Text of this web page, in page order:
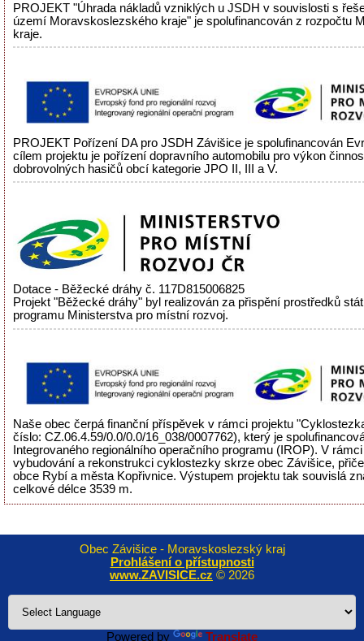
PROJEKT "Úhrada nákladů vzniklých u JSDH v souvislosti s
území Moravskoslezského kraje" je spolufinancován z rozpočtu
kraje.
PROJEKT Pořízení DA pro JSDH Závišice je spolufinancován
cílem projektu je pořízení dopravního automobilu pro výkon
dobrovolných hasičů obcí kategorie JPO II, III a V.
Dotace - Běžecké dráhy č. 117D815006825
Projekt "Běžecké dráhy" byl realizován za přispění prostředků
programu Ministerstva pro místní rozvoj.
Naše obec čerpá finanční příspěvek v rámci projektu
číslo: CZ.06.4.59/0.0/0.0/16_038/0007762), který je
Integrovaného regionálního operačního programu (IROP). V
vybudování a rekonstrukci cyklostezky skrze obec Závišice,
obce Rybí a města Kopřivnice. Výstupem projektu tak souvislá
celkové délce 3539 m.
Obec Závišice - Moravskoslezský kraj
Prohlášení o přístupnosti
www.ZAVISICE.cz © 2026
Powered by
Translate